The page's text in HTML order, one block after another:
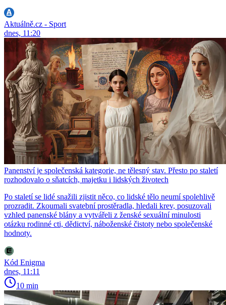
Aktuálně.cz - Sport
dnes, 11:20
Panenství je společenská kategorie, ne tělesný stav. Přesto po staletí
rozhodovalo o sňatcích, majetku i lidských životech
Po staletí se lidé snažili zjistit něco, co lidské tělo neumí spolehlivě
prozradit. Zkoumali svatební prostěradla, hledali krev, posuzovali
vzhled panenské blány a vytvářeli z ženské sexuální minulosti
otázku rodinné cti, dědictví, náboženské čistoty nebo společenské
hodnoty.
Kód Enigma
dnes, 11:11
10 min